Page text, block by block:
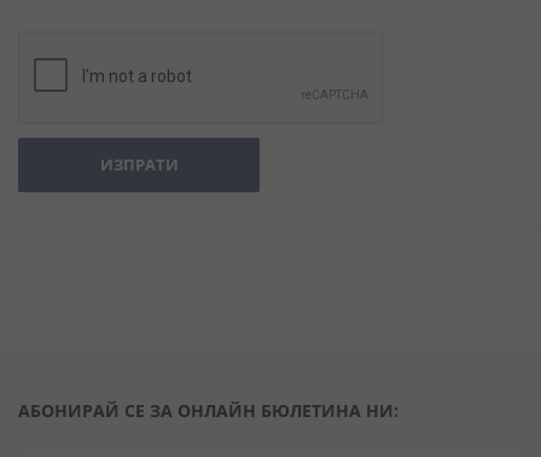
ИЗПРАТИ
АБОНИРАЙ СЕ ЗА ОНЛАЙН БЮЛЕТИНА НИ: